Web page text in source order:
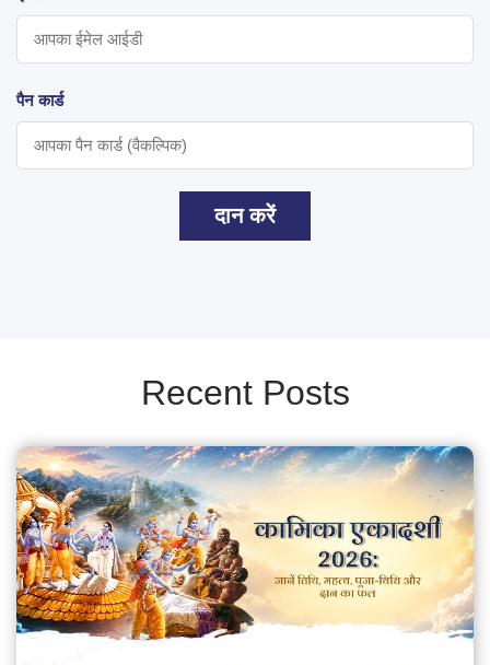
पैन कार्ड
दान करें
Recent Posts